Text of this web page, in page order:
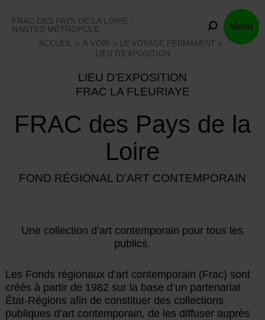
content
FRAC DES PAYS DE LA LOIRE -
NANTES MÉTROPOLE
Menu
ACCUEIL À VOIR
LE VOYAGE PERMANENT
LIEU D’EXPOSITION
LIEU D’EXPOSITION
FRAC LA FLEURIAYE
FRAC des Pays de la
Loire
FOND RÉGIONAL D'ART CONTEMPORAIN
Une collection d’art contemporain pour tous les
publics.
Les Fonds régionaux d’art contemporain (Frac) sont
créés à partir de 1982 sur la base d’un partenariat
État-Régions afin de constituer des collections
publiques d’art contemporain, de les diffuser auprès